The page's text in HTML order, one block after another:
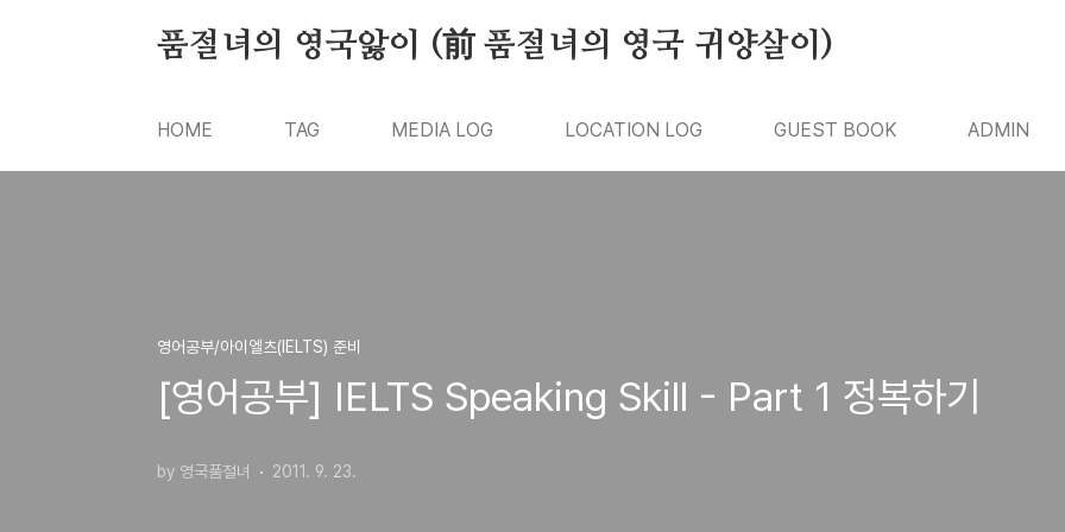
품절녀의 영국앓이 (前 품절녀의 영국 귀양살이)
HOME TAG MEDIA LOG LOCATION LOG GUEST BOOK ADMIN
영어공부/아이엘츠(IELTS) 준비
[영어공부] IELTS Speaking Skill - Part 1 정복하기
by 영국품절녀 2011. 9. 23.